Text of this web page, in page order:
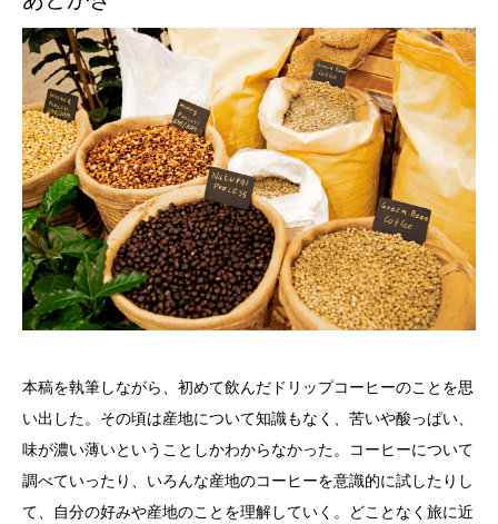
本稿を執筆しながら、初めて飲んだドリップコーヒーのことを思
い出した。その頃は産地について知識もなく、苦いや酸っぱい、
味が濃い薄いということしかわからなかった。コーヒーについて
調べていったり、いろんな産地のコーヒーを意識的に試したりし
て、自分の好みや産地のことを理解していく。どことなく旅に近